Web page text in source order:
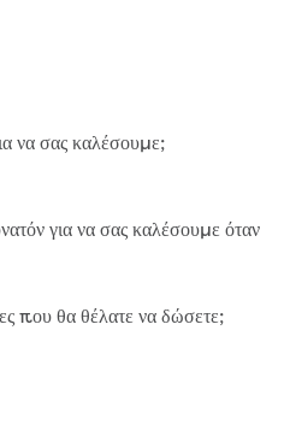
or sewer main works
or flood
Morwell and
να σας καλέσουμε;
για να σας καλέσουμε όταν
που θα θέλατε να δώσετε;